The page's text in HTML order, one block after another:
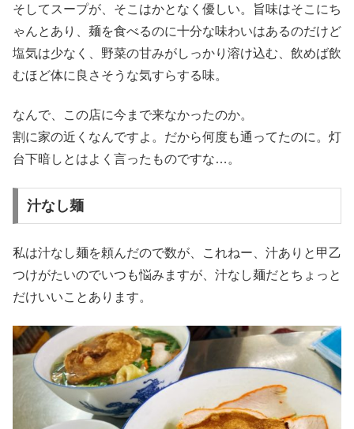
そしてスープが、そこはかとなく優しい。旨味はそこにち
ゃんとあり、麺を食べるのに十分な味わいはあるのだけど
塩気は少なく、野菜の甘みがしっかり溶け込む、飲めば飲
むほど体に良さそうな気すらする味。
なんで、この店に今まで来なかったのか。
割に家の近くなんですよ。だから何度も通ってたのに。灯
台下暗しとはよく言ったものですな…。
汁なし麺
私は汁なし麺を頼んだので数が、これねー、汁ありと甲乙
つけがたいのでいつも悩みますが、汁なし麺だとちょっと
だけいいことあります。